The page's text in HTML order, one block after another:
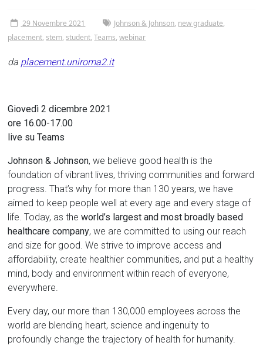
29 Novembre 2021 Johnson & Johnson, new graduate,
placement,stem,student,Teams,webinar
da placement.uniroma2.it
Giovedì 2 dicembre 2021
ore 16.00-17.00
live su Teams
Johnson & Johnson, we believe good health is the
foundation of vibrant lives, thriving communities and forward
progress. That’s why for more than 130 years, we have
aimed to keep people well at every age and every stage of
life. Today, as theworld’s largest and most broadly based
healthcare company, we are committed to using our reach
and size for good. We strive to improve access and
affordability, create healthier communities, and put a healthy
mind, body and environment within reach of everyone,
everywhere.
Every day, our more than 130,000 employees across the
world are blending heart, science and ingenuity to
profoundly change the trajectory of health for humanity.